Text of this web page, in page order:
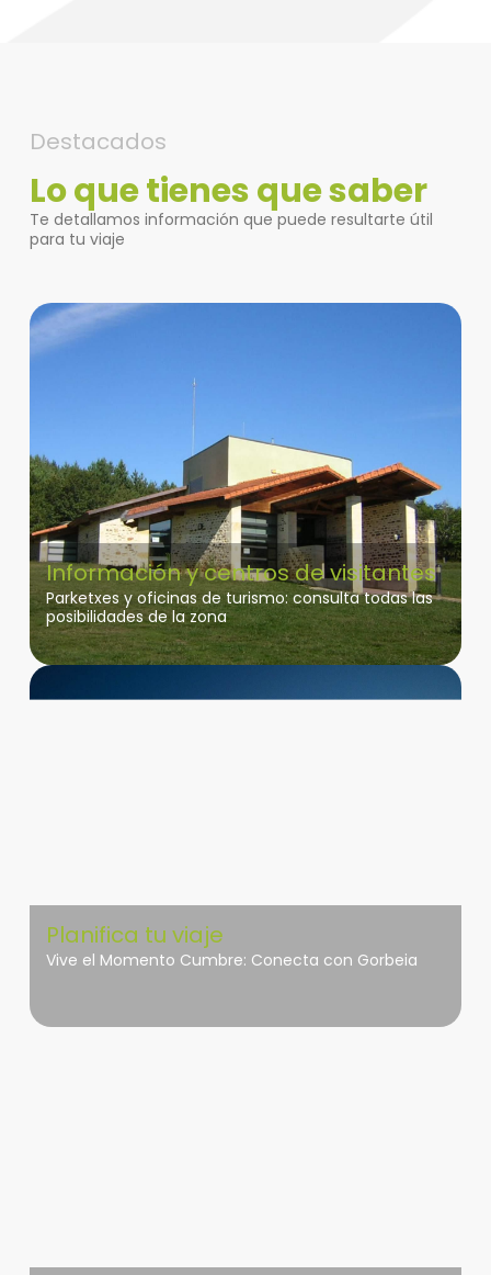
Destacados
Lo que tienes que saber
Te detallamos información que puede resultarte útil
para tu viaje
Información y centros de visitantes
Parketxes y oficinas de turismo: consulta todas las
posibilidades de la zona
Planifica tu viaje
Vive el Momento Cumbre: Conecta con Gorbeia